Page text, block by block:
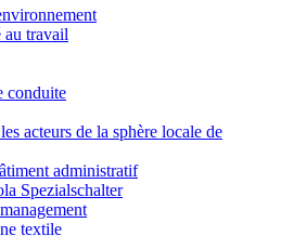
au travail
conduite
acteurs de la sphère locale de
administratif
Spezialschalter
textile